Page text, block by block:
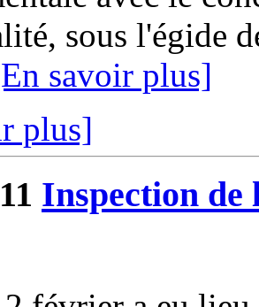
sous l'égide
savoir plus]
plus]
Inspection de